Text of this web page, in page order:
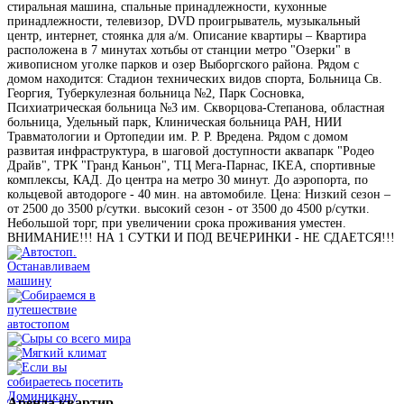
стиральная машина, спальные принадлежности, кухонные
принадлежности, телевизор, DVD проигрыватель, музыкальный
центр, интернет, стоянка для а/м. Описание квартиры – Квартира
расположена в 7 минутах хотьбы от станции метро "Озерки" в
живописном уголке парков и озер Выборгского района. Рядом с
домом находится: Стадион технических видов спорта, Больница Св.
Георгия, Туберкулезная больница №2, Парк Сосновка,
Психиатрическая больница №3 им. Скворцова-Степанова, областная
больница, Удельный парк, Клиническая больница РАН, НИИ
Травматологии и Ортопедии им. Р. Р. Вредена. Рядом с домом
развитая инфраструктура, в шаговой доступности аквапарк "Родео
Драйв", ТРК "Гранд Каньон", ТЦ Мега-Парнас, IKEA, спортивные
комплексы, КАД. До центра на метро 30 минут. До аэропорта, по
кольцевой автодороге - 40 мин. на автомобиле. Цена: Низкий сезон –
от 2500 до 3500 р/сутки. высокий сезон - от 3500 до 4500 р/сутки.
Небольшой торг, при увеличении срока проживания уместен.
ВНИМАНИЕ!!! НА 1 СУТКИ И ПОД ВЕЧЕРИНКИ - НЕ СДАЕТСЯ!!!